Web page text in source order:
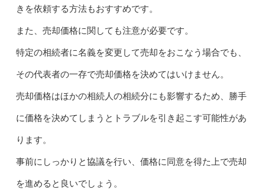
きを依頼する方法もおすすめです。
また、売却価格に関しても注意が必要です。
特定の相続者に名義を変更して売却をおこなう場合でも、
その代表者の一存で売却価格を決めてはいけません。
売却価格はほかの相続人の相続分にも影響するため、勝手
に価格を決めてしまうとトラブルを引き起こす可能性があ
ります。
事前にしっかりと協議を行い、価格に同意を得た上で売却
を進めると良いでしょう。